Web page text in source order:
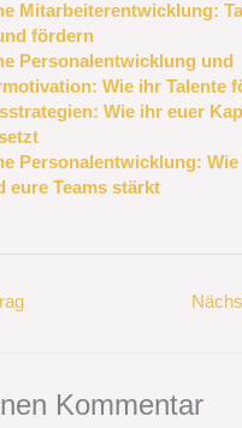
Mitarbeiterentwicklung:
fördern
Personalentwicklung und
Wie ihr Talente
Wie ihr euer
Personalentwicklung: Wie
eure Teams stärkt
Kommentar